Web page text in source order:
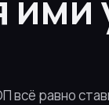
равно